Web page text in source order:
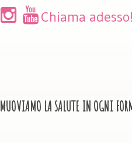
Chiama adesso!
LA SALUTE IN OGNI